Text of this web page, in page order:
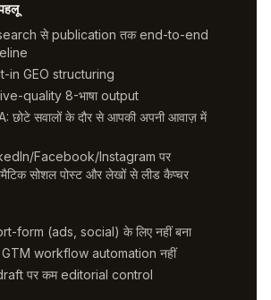
से publication तक end-to-end
in GEO structuring
quality 8-भाषा output
छोटे सवालों के दौर से आपकी अपनी आवाज़ में
Facebook/Instagram पर
सोशल पोस्ट और लेखों से लीड कैप्चर
form (ads, social) के लिए नहीं बना
GTM workflow automation नहीं
पर कम editorial control